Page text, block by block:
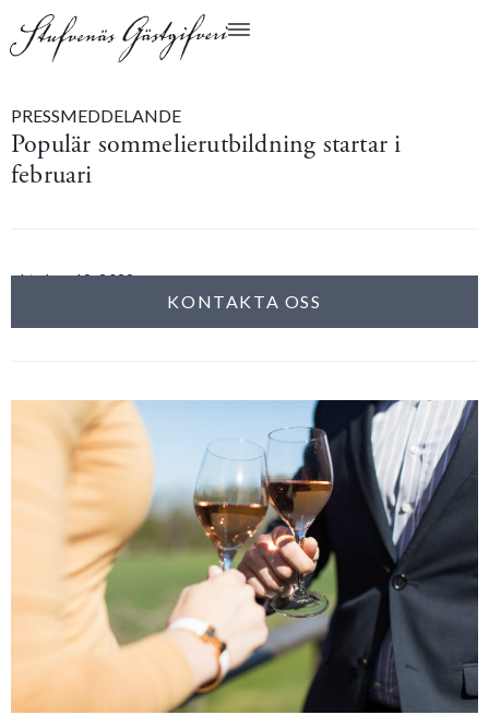
PRESSMEDDELANDE
Populär sommelierutbildning startar i
februari
oktober 12, 2022
KONTAKTA OSS